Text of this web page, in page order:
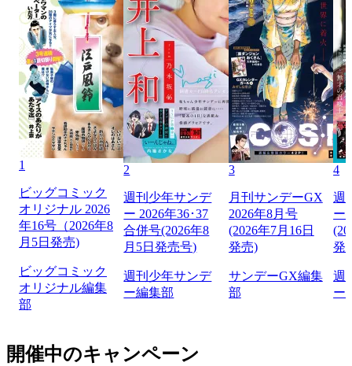
1
ビッグコミック
オリジナル 2026
年16号（2026年8
月5日発売)
ビッグコミック
オリジナル編集
部
2
週刊少年サンデ
ー 2026年36･37
合併号(2026年8
月5日発売号)
週刊少年サンデ
ー編集部
3
月刊サンデーGX
2026年8月号
(2026年7月16日
発売)
サンデーGX編集
部
4
週
ー
発
週
ー
開催中のキャンペーン